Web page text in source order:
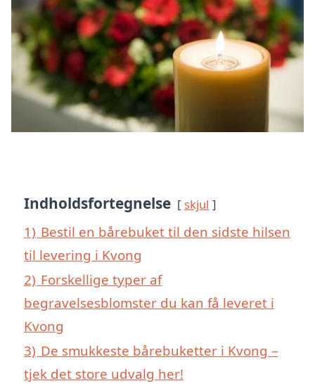
Indholdsfortegnelse skjul
1) Bestil en bårebuket til den sidste hilsen
til levering i Kvong
2) Forskellige typer af
begravelsesblomster du kan få leveret i
Kvong
3) De smukkeste bårebuketter i Kvong –
tjek det store udvalg her!